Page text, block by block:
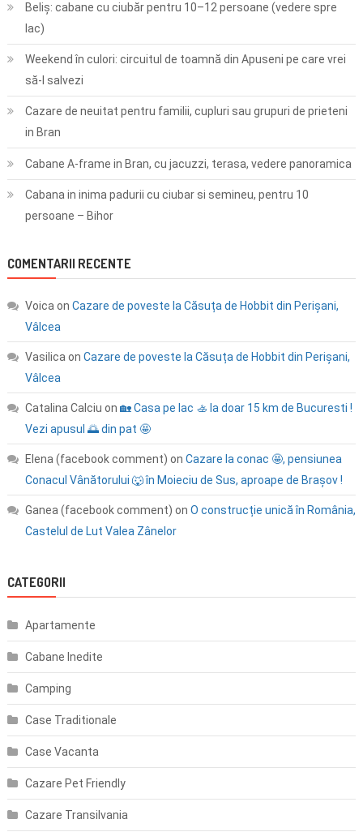
Beliș: cabane cu ciubăr pentru 10–12 persoane (vedere spre
lac)
Weekend în culori: circuitul de toamnă din Apuseni pe care vrei
să-l salvezi
Cazare de neuitat pentru familii, cupluri sau grupuri de prieteni
in Bran
Cabane A-frame in Bran, cu jacuzzi, terasa, vedere panoramica
Cabana in inima padurii cu ciubar si semineu, pentru 10
persoane – Bihor
COMENTARII RECENTE
Voicaon Cazare de poveste la Căsuța de Hobbit din Perișani,
Vâlcea
Vasilicaon Cazare de poveste la Căsuța de Hobbit din Perișani,
Vâlcea
Catalina Calciu on 🏡 Casa pe lac 🚣 la doar 15 km de Bucuresti !
Vezi apusul 🌅 din pat 🤩
Elena (facebook comment) on Cazare la conac 🤩, pensiunea
Conacul Vânătorului 🐺 în Moieciu de Sus, aproape de Brașov !
Ganea (facebook comment) on O construcție unică în România,
Castelul de Lut Valea Zânelor
CATEGORII
Apartamente
Cabane Inedite
Camping
Case Traditionale
Case Vacanta
Cazare Pet Friendly
Cazare Transilvania